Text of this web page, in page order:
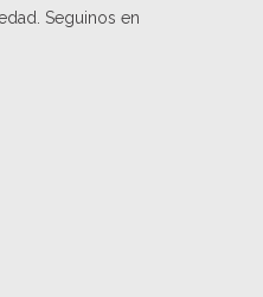
Seguinos en